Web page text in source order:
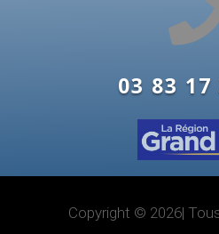
03 83 17
Copyright © 2026|